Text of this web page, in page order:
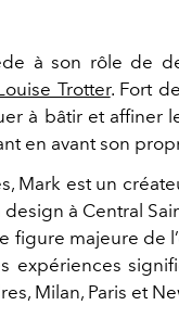
à son rôle de
Trotter. Fort
à bâtir et affiner
en avant son
Mark est un
à Central
figure majeure de
expériences
Milan, Paris et